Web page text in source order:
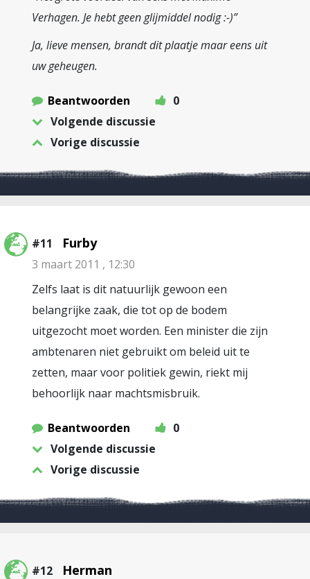
Verhagen. Je hebt geen glijmiddel nodig :-)”
Ja, lieve mensen, brandt dit plaatje maar eens uit
uw geheugen.
Beantwoorden
0
Volgende discussie
Vorige discussie
#11 Furby
3 maart 2011 , 12:30
Zelfs laat is dit natuurlijk gewoon een
belangrijke zaak, die tot op de bodem
uitgezocht moet worden. Een minister die zijn
ambtenaren niet gebruikt om beleid uit te
zetten, maar voor politiek gewin, riekt mij
behoorlijk naar machtsmisbruik.
Beantwoorden
0
Volgende discussie
Vorige discussie
#12 Herman